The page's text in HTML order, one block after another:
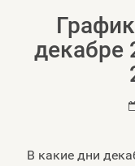
декабре
В какие дни